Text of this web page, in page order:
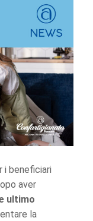
i beneficiari
aver
ultimo
la